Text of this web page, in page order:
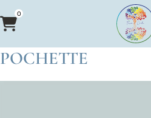
0
POCHETTE